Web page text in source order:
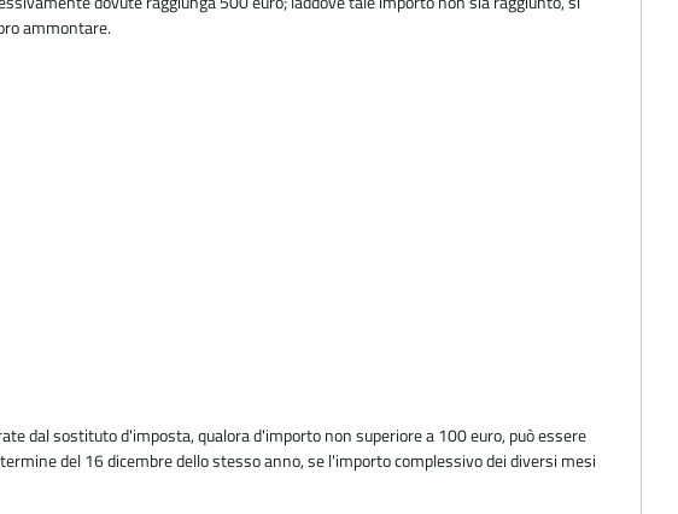
ammontare.
dal sostituto d'imposta, qualora d'importo non superiore a 100 euro, può essere
del 16 dicembre dello stesso anno, se l'importo complessivo dei diversi mesi